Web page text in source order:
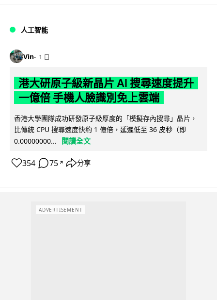
人工智能
Vin 1 日
港大研原子級新晶片 AI 搜尋速度提升
一億倍 手機人臉識別免上雲端
香港大學團隊成功研發原子級厚度的「模擬存內搜尋」晶片，
比傳統 CPU 搜尋速度快約 1 億倍，延遲低至 36 皮秒（即
0.00000000...
閱讀全文
354 75 ↗ 分享
ADVERTISEMENT